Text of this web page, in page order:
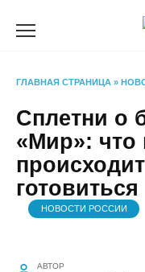
ГЛАВНАЯ СТРАНИЦА »
Сплетни о
«Мир»: что
готовиться
НОВОСТИ РОССИИ
АВТОР